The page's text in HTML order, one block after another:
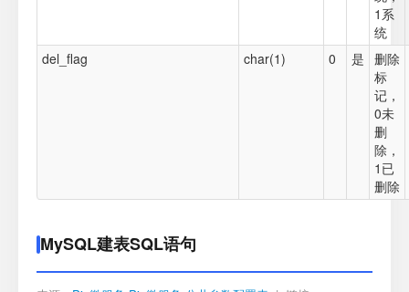
1系
统
del_flag
char(1) 0 是 删除
标
记，
0未
删
除，
1已
删除
MySQL建表SQL语句